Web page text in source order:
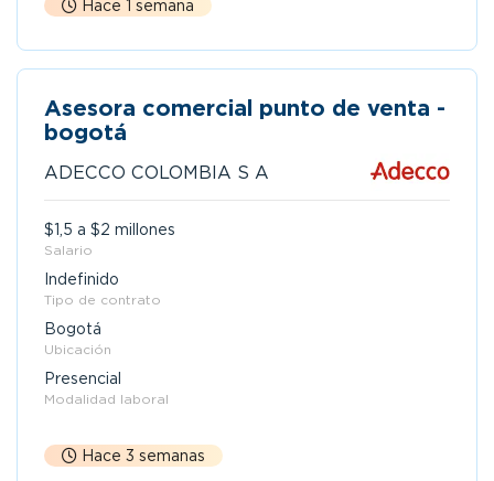
Hace 1 semana
Asesora comercial punto de venta -
bogotá
ADECCO COLOMBIA S A
$1,5 a $2 millones
Salario
Indefinido
Tipo de contrato
Bogotá
Ubicación
Presencial
Modalidad laboral
Hace 3 semanas